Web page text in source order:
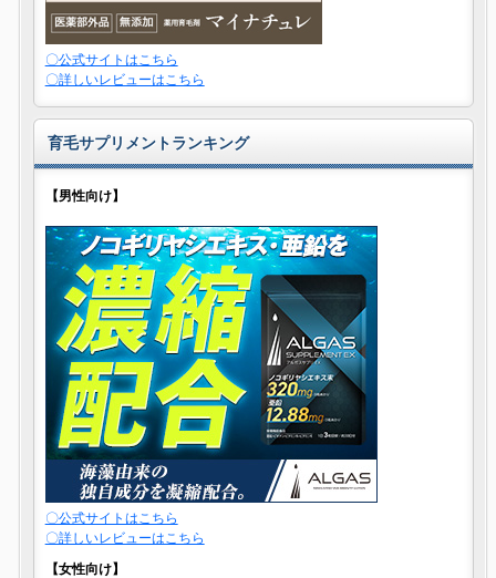
〇公式サイトはこちら
〇詳しいレビューはこちら
育毛サプリメントランキング
【男性向け】
〇公式サイトはこちら
〇詳しいレビューはこちら
【女性向け】